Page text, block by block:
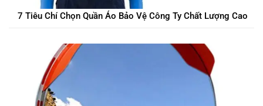
7 Tiêu Chí Chọn Quần Áo Bảo Vệ Công Ty Chất Lượng Cao